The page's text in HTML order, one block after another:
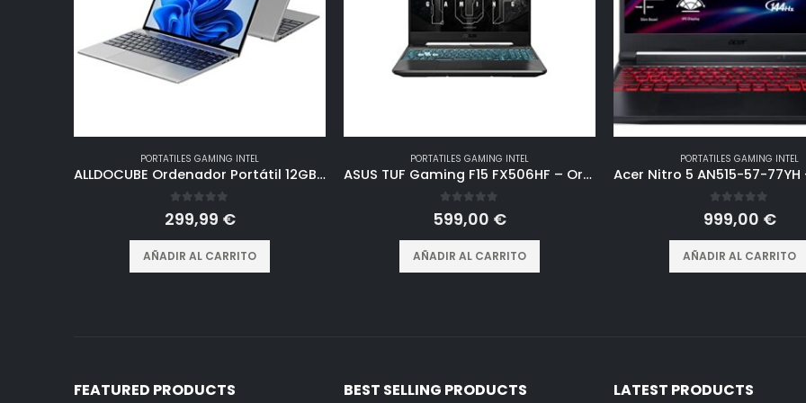
PORTATILES GAMING INTEL
ALLDOCUBE Ordenador Portátil 12GB de RAM 256GB SSD Laptop Gaming Intel Celeron N5100 PC Portatil Windows 11 con Pantalla 3K 3000×2000 WiFi de 2,4+5GHz Bluetooth Tipo c Mini HDMI Gris
out of 5
299,99 €
AÑADIR AL CARRITO
PORTATILES GAMING INTEL
ASUS TUF Gaming F15 FX506HF – Ordenador Portátil Gaming de 15.6″ Full HD 144Hz (Intel Core i5-11400H, 16GB RAM, 512GB SSD, RTX 2050-4GB, Sin Sistema Operativo) Negro – Teclado QWERTY español
out of 5
599,00 €
AÑADIR AL CARRITO
PORTATILES GAMING INTEL
out of 5
999,00 €
AÑADIR AL CARRITO
FEATURED PRODUCTS BEST SELLING PRODUCTS LATEST PRODUCTS